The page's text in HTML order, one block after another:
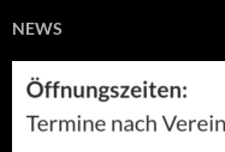
NEWS